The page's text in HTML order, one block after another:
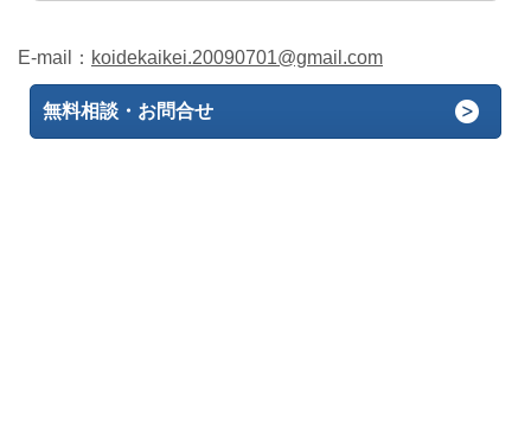
E-mail： koidekaikei.20090701@gmail.com
無料相談・お問合せ